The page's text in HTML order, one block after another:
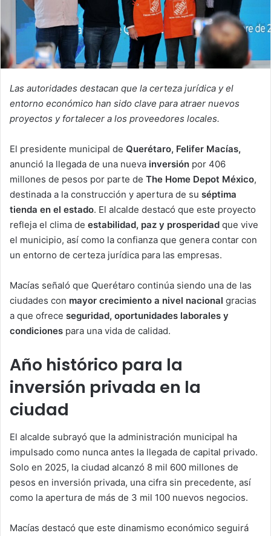
Las autoridades destacan que la certeza jurídica y el
entorno económico han sido clave para atraer nuevos
proyectos y fortalecer a los proveedores locales.
El presidente municipal de Querétaro, Felifer Macías,
anunció la llegada de una nueva inversión por 406
millones de pesos por parte de The Home Depot México,
destinada a la construcción y apertura de su séptima
tienda en el estado. El alcalde destacó que este proyecto
refleja el clima de estabilidad, paz y prosperidad que vive
el municipio, así como la confianza que genera contar con
un entorno de certeza jurídica para las empresas.
Macías señaló que Querétaro continúa siendo una de las
ciudades con mayor crecimiento a nivel nacional gracias
a que ofrece seguridad, oportunidades laborales y
condiciones para una vida de calidad.
Año histórico para la
inversión privada en la
ciudad
El alcalde subrayó que la administración municipal ha
impulsado como nunca antes la llegada de capital privado.
Solo en 2025, la ciudad alcanzó 8 mil 600 millones de
pesos en inversión privada, una cifra sin precedente, así
como la apertura de más de 3 mil 100 nuevos negocios.
Macías destacó que este dinamismo económico seguirá